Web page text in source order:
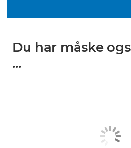
Du har måske
...